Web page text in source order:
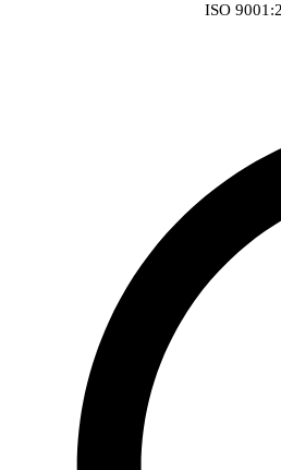
ISO